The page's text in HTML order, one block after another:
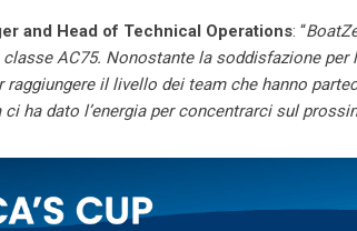
and Head of Technical Operations: “
AC75. Nonostante la soddisfazione
raggiungere il livello dei team che hanno
ci ha dato l’energia per concentrarci sul